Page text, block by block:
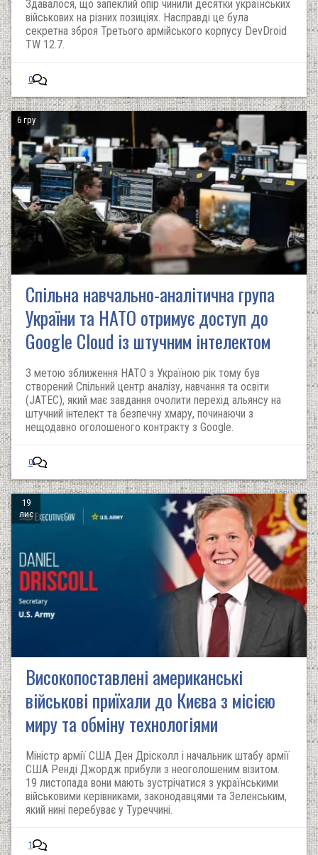
Здавалося, що запеклий опір чинили десятки українських
військових на різних позиціях. Насправді це була
секретна зброя Третього армійського корпусу DevDroid
TW 12.7.
0
6 гру
Спільна навчально-аналітична група
України та НАТО отримує доступ до
Google Cloud із штучним інтелектом
З метою зближення НАТО з Україною рік тому був
створений Спільний центр аналізу, навчання та освіти
(JATEC), який має завдання очолити перехід альянсу на
штучний інтелект та безпечну хмару, починаючи з
нещодавно оголошеного контракту з Google.
0
19
лис
Високопоставлені американські
військові приїхали до Києва з місією
миру та обміну технологіями
Міністр армії США Ден Дрісколл і начальник штабу армії
США Ренді Джордж прибули з неоголошеним візитом.
19 листопада вони мають зустрічатися з українськими
військовими керівниками, законодавцями та Зеленським,
який нині перебуває у Туреччині.
1